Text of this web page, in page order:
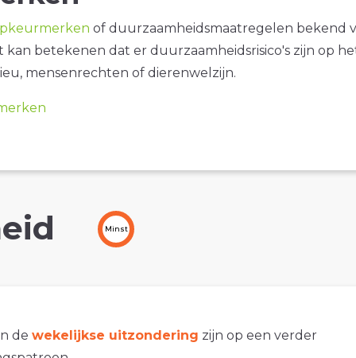
of duurzaamheidsmaatregelen bekend
kan betekenen dat er duurzaamheidsrisico's zijn op
mensenrechten of dierenwelzijn.
Minst
de wekelijkse uitzondering zijn op een verder